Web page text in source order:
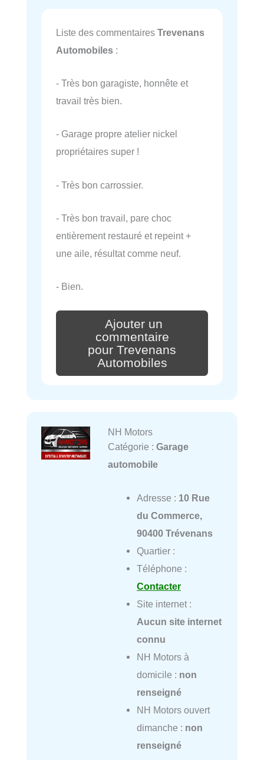
Liste des commentaires Trevenans
Automobiles :
- Très bon garagiste, honnête et
travail très bien.
- Garage propre atelier nickel
propriétaires super !
- Très bon carrossier.
- Très bon travail, pare choc
entièrement restauré et repeint +
une aile, résultat comme neuf.
- Bien.
Ajouter un
commentaire
pour Trevenans
Automobiles
NH Motors
Catégorie : Garage
automobile
Adresse : 10 Rue
du Commerce,
90400 Trévenans
Quartier :
Téléphone :
Contacter
Site internet :
Aucun site internet
connu
NH Motors à
domicile : non
renseigné
NH Motors ouvert
dimanche : non
renseigné